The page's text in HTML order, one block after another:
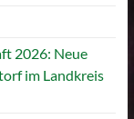
2026: Neue
im Landkreis